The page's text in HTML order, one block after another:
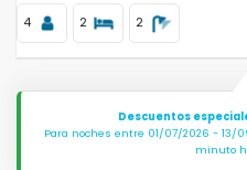
4 2 2
Descuentos
Para noches entre 01/07/2026 -
minuto